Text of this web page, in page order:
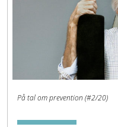
På tal om prevention (#2/20)